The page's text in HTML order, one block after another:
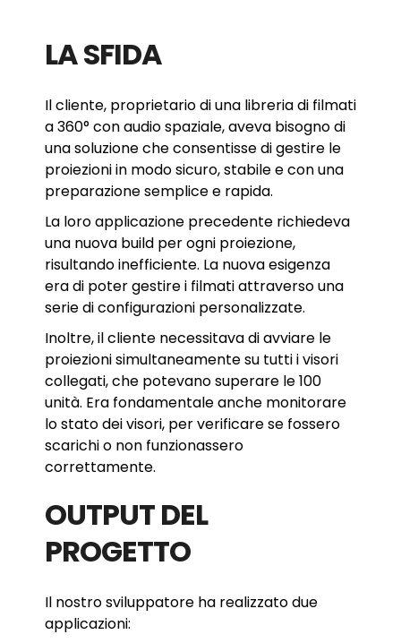
LA SFIDA
Il cliente, proprietario di una libreria di filmati
a 360° con audio spaziale, aveva bisogno di
una soluzione che consentisse di gestire le
proiezioni in modo sicuro, stabile e con una
preparazione semplice e rapida.
La loro applicazione precedente richiedeva
una nuova build per ogni proiezione,
risultando inefficiente. La nuova esigenza
era di poter gestire i filmati attraverso una
serie di configurazioni personalizzate.
Inoltre, il cliente necessitava di avviare le
proiezioni simultaneamente su tutti i visori
collegati, che potevano superare le 100
unità. Era fondamentale anche monitorare
lo stato dei visori, per verificare se fossero
scarichi o non funzionassero
correttamente.
OUTPUT DEL
PROGETTO
Il nostro sviluppatore ha realizzato due
applicazioni: